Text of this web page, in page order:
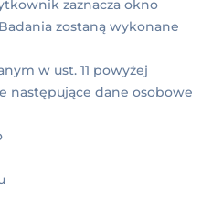
zaznacza okno
zostaną wykonane
w ust. 11 powyżej
następujące dane osobowe